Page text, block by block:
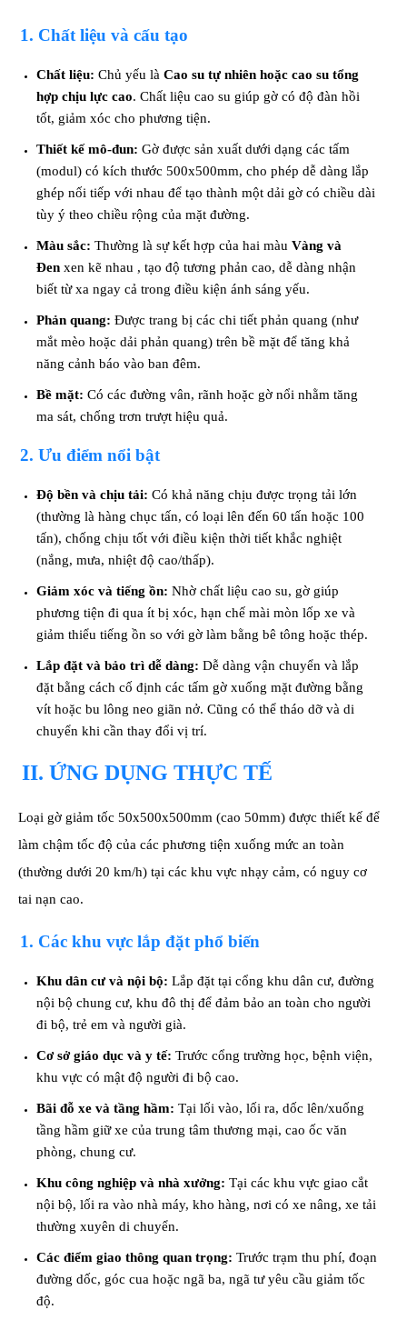
1. Chất liệu và cấu tạo
Chất liệu: Chủ yếu là Cao su tự nhiên hoặc cao su tổng
hợp chịu lực cao. Chất liệu cao su giúp gờ có độ đàn hồi
tốt, giảm xóc cho phương tiện.
Thiết kế mô-đun: Gờ được sản xuất dưới dạng các tấm
(modul) có kích thước 500x500mm, cho phép dễ dàng lắp
ghép nối tiếp với nhau để tạo thành một dải gờ có chiều dài
tùy ý theo chiều rộng của mặt đường.
Màu sắc: Thường là sự kết hợp của hai màu Vàng và
Đen xen kẽ nhau , tạo độ tương phản cao, dễ dàng nhận
biết từ xa ngay cả trong điều kiện ánh sáng yếu.
Phản quang: Được trang bị các chi tiết phản quang (như
mắt mèo hoặc dải phản quang) trên bề mặt để tăng khả
năng cảnh báo vào ban đêm.
Bề mặt: Có các đường vân, rãnh hoặc gờ nổi nhằm tăng
ma sát, chống trơn trượt hiệu quả.
2. Ưu điểm nổi bật
Độ bền và chịu tải: Có khả năng chịu được trọng tải lớn
(thường là hàng chục tấn, có loại lên đến 60 tấn hoặc 100
tấn), chống chịu tốt với điều kiện thời tiết khắc nghiệt
(nắng, mưa, nhiệt độ cao/thấp).
Giảm xóc và tiếng ồn: Nhờ chất liệu cao su, gờ giúp
phương tiện đi qua ít bị xóc, hạn chế mài mòn lốp xe và
giảm thiểu tiếng ồn so với gờ làm bằng bê tông hoặc thép.
Lắp đặt và bảo trì dễ dàng: Dễ dàng vận chuyển và lắp
đặt bằng cách cố định các tấm gờ xuống mặt đường bằng
vít hoặc bu lông neo giãn nở. Cũng có thể tháo dỡ và di
chuyển khi cần thay đổi vị trí.
II. ỨNG DỤNG THỰC TẾ
Loại gờ giảm tốc 50x500x500mm (cao 50mm) được thiết kế để
làm chậm tốc độ của các phương tiện xuống mức an toàn
(thường dưới 20 km/h) tại các khu vực nhạy cảm, có nguy cơ
tai nạn cao.
1. Các khu vực lắp đặt phổ biến
Khu dân cư và nội bộ: Lắp đặt tại cổng khu dân cư, đường
nội bộ chung cư, khu đô thị để đảm bảo an toàn cho người
đi bộ, trẻ em và người già.
Cơ sở giáo dục và y tế: Trước cổng trường học, bệnh viện,
khu vực có mật độ người đi bộ cao.
Bãi đỗ xe và tầng hầm: Tại lối vào, lối ra, dốc lên/xuống
tầng hầm giữ xe của trung tâm thương mại, cao ốc văn
phòng, chung cư.
Khu công nghiệp và nhà xưởng: Tại các khu vực giao cắt
nội bộ, lối ra vào nhà máy, kho hàng, nơi có xe nâng, xe tải
thường xuyên di chuyển.
Các điểm giao thông quan trọng: Trước trạm thu phí, đoạn
đường dốc, góc cua hoặc ngã ba, ngã tư yêu cầu giảm tốc
độ.